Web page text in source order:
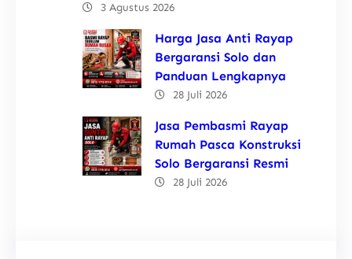
3 Agustus 2026
Harga Jasa Anti Rayap
Bergaransi Solo dan
Panduan Lengkapnya
28 Juli 2026
Jasa Pembasmi Rayap
Rumah Pasca Konstruksi
Solo Bergaransi Resmi
28 Juli 2026